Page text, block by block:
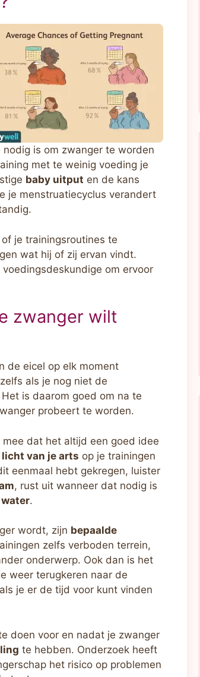
is om zwanger te worden
met te weinig voeding je
baby uitput en de kans
je menstruatiecyclus verandert
je trainingsroutines te
wat hij of zij ervan vindt.
om ervoor
zwanger wilt
de eicel op elk moment
als je nog niet de
Het is daarom goed om na te
probeert te worden.
mee dat het altijd een goed idee
licht van je arts op je trainingen
eenmaal hebt gekregen, luister
, rust uit wanneer dat nodig is
.
wordt, zijn bepaalde
zelfs verboden terrein,
onderwerp. Ook dan is het
weer terugkeren naar de
je er de tijd voor kunt vinden
doen voor en nadat je zwanger
te hebben. Onderzoek heeft
het risico op problemen